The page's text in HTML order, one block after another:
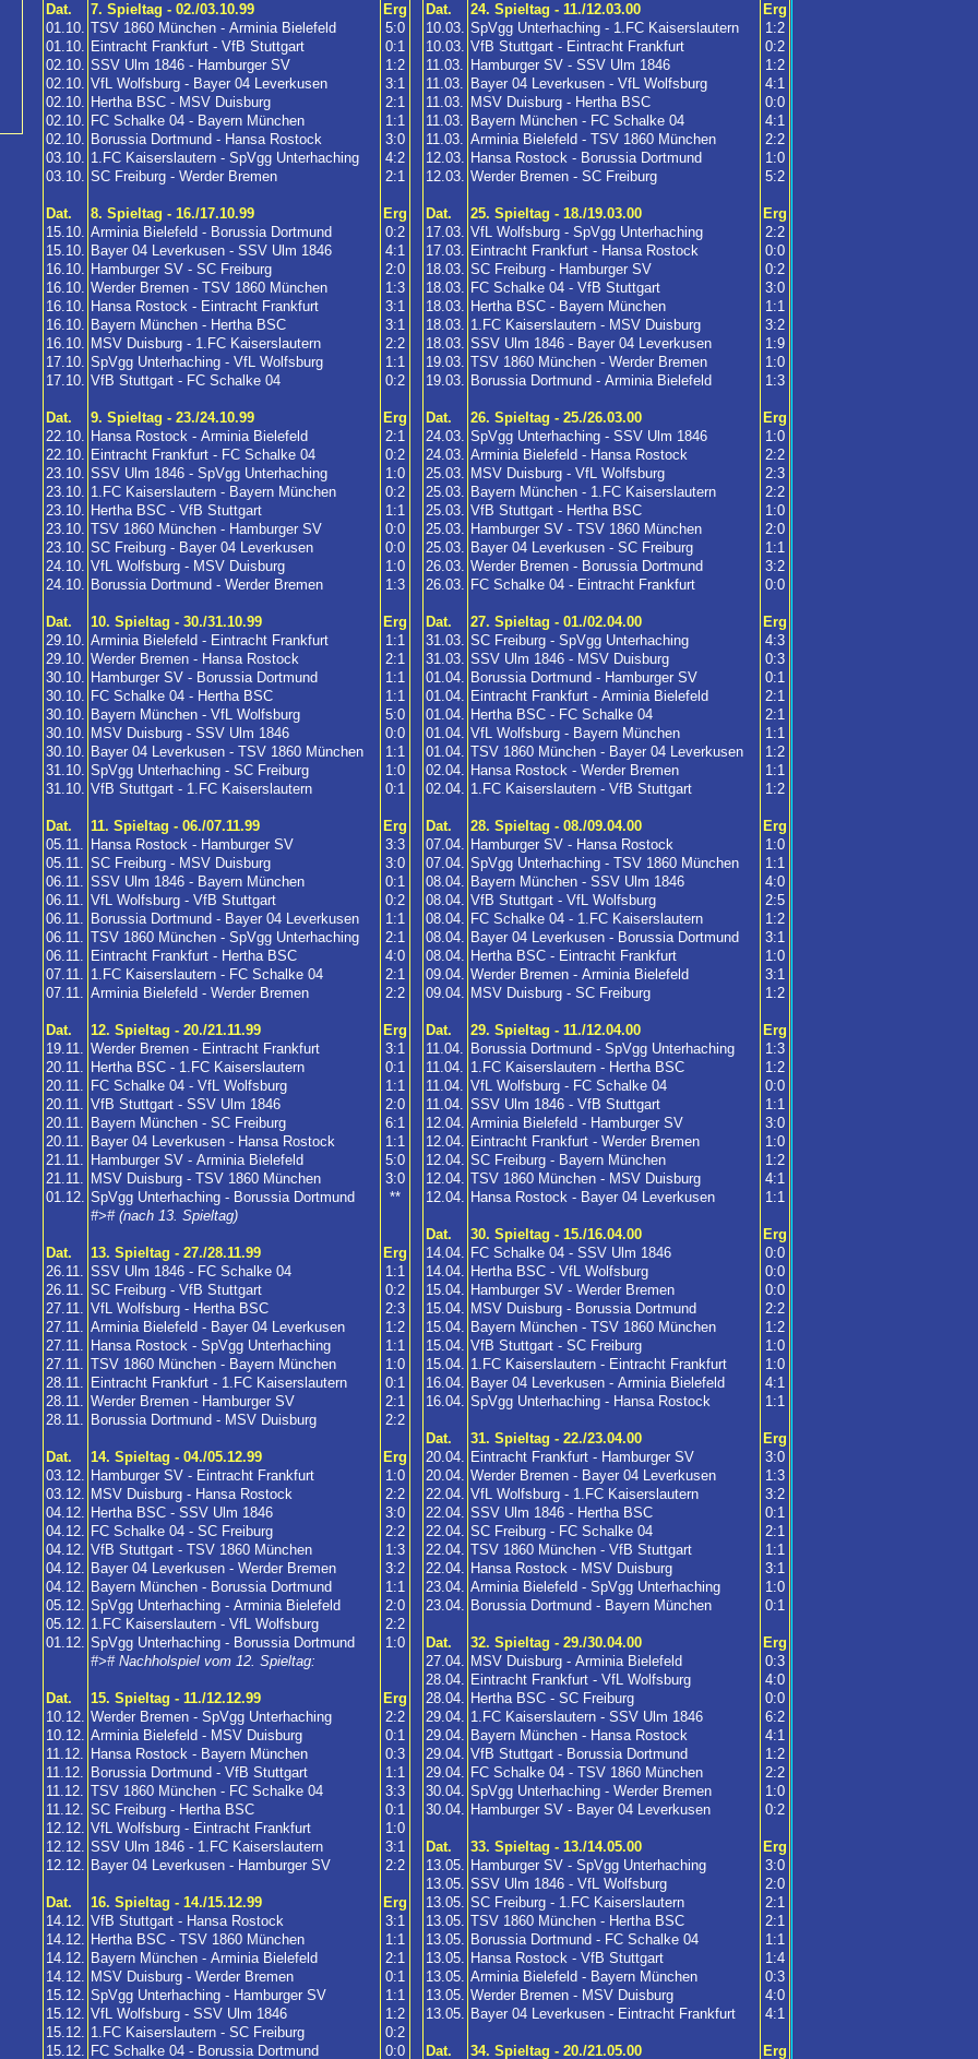
Dat.
01.10.
01.10.
02.10.
02.10.
02.10.
02.10.
02.10.
03.10.
03.10.
Dat.
15.10.
15.10.
16.10.
16.10.
16.10.
16.10.
16.10.
17.10.
17.10.
Dat.
22.10.
22.10.
23.10.
23.10.
23.10.
23.10.
23.10.
24.10.
24.10.
Dat.
29.10.
29.10.
30.10.
30.10.
30.10.
30.10.
30.10.
31.10.
31.10.
Dat.
05.11.
05.11.
06.11.
06.11.
06.11.
06.11.
06.11.
07.11.
07.11.
Dat.
19.11.
20.11.
20.11.
20.11.
20.11.
20.11.
21.11.
21.11.
01.12.
Dat.
26.11.
26.11.
27.11.
27.11.
27.11.
27.11.
28.11.
28.11.
28.11.
Dat.
03.12.
03.12.
04.12.
04.12.
04.12.
04.12.
04.12.
05.12.
05.12.
01.12.
Dat.
10.12.
10.12.
11.12.
11.12.
11.12.
11.12.
12.12.
12.12.
12.12.
Dat.
14.12.
14.12.
14.12.
14.12.
15.12.
15.12.
15.12.
15.12.
7. Spieltag - 02./03.10.99
TSV 1860 München - Arminia Bielefeld
Eintracht Frankfurt - VfB Stuttgart
SSV Ulm 1846 - Hamburger SV
VfL Wolfsburg - Bayer 04 Leverkusen
Hertha BSC - MSV Duisburg
FC Schalke 04 - Bayern München
Borussia Dortmund - Hansa Rostock
1.FC Kaiserslautern - SpVgg Unterhaching
SC Freiburg - Werder Bremen
8. Spieltag - 16./17.10.99
Arminia Bielefeld - Borussia Dortmund
Bayer 04 Leverkusen - SSV Ulm 1846
Hamburger SV - SC Freiburg
Werder Bremen - TSV 1860 München
Hansa Rostock - Eintracht Frankfurt
Bayern München - Hertha BSC
MSV Duisburg - 1.FC Kaiserslautern
SpVgg Unterhaching - VfL Wolfsburg
VfB Stuttgart - FC Schalke 04
9. Spieltag - 23./24.10.99
Hansa Rostock - Arminia Bielefeld
Eintracht Frankfurt - FC Schalke 04
SSV Ulm 1846 - SpVgg Unterhaching
1.FC Kaiserslautern - Bayern München
Hertha BSC - VfB Stuttgart
TSV 1860 München - Hamburger SV
SC Freiburg - Bayer 04 Leverkusen
VfL Wolfsburg - MSV Duisburg
Borussia Dortmund - Werder Bremen
10. Spieltag - 30./31.10.99
Arminia Bielefeld - Eintracht Frankfurt
Werder Bremen - Hansa Rostock
Hamburger SV - Borussia Dortmund
FC Schalke 04 - Hertha BSC
Bayern München - VfL Wolfsburg
MSV Duisburg - SSV Ulm 1846
Bayer 04 Leverkusen - TSV 1860 München
SpVgg Unterhaching - SC Freiburg
VfB Stuttgart - 1.FC Kaiserslautern
11. Spieltag - 06./07.11.99
Hansa Rostock - Hamburger SV
SC Freiburg - MSV Duisburg
SSV Ulm 1846 - Bayern München
VfL Wolfsburg - VfB Stuttgart
Borussia Dortmund - Bayer 04 Leverkusen
TSV 1860 München - SpVgg Unterhaching
Eintracht Frankfurt - Hertha BSC
1.FC Kaiserslautern - FC Schalke 04
Arminia Bielefeld - Werder Bremen
12. Spieltag - 20./21.11.99
Werder Bremen - Eintracht Frankfurt
Hertha BSC - 1.FC Kaiserslautern
FC Schalke 04 - VfL Wolfsburg
VfB Stuttgart - SSV Ulm 1846
Bayern München - SC Freiburg
Bayer 04 Leverkusen - Hansa Rostock
Hamburger SV - Arminia Bielefeld
MSV Duisburg - TSV 1860 München
SpVgg Unterhaching - Borussia Dortmund
#># (nach 13. Spieltag)
13. Spieltag - 27./28.11.99
SSV Ulm 1846 - FC Schalke 04
SC Freiburg - VfB Stuttgart
VfL Wolfsburg - Hertha BSC
Arminia Bielefeld - Bayer 04 Leverkusen
Hansa Rostock - SpVgg Unterhaching
TSV 1860 München - Bayern München
Eintracht Frankfurt - 1.FC Kaiserslautern
Werder Bremen - Hamburger SV
Borussia Dortmund - MSV Duisburg
14. Spieltag - 04./05.12.99
Hamburger SV - Eintracht Frankfurt
MSV Duisburg - Hansa Rostock
Hertha BSC - SSV Ulm 1846
FC Schalke 04 - SC Freiburg
VfB Stuttgart - TSV 1860 München
Bayer 04 Leverkusen - Werder Bremen
Bayern München - Borussia Dortmund
SpVgg Unterhaching - Arminia Bielefeld
1.FC Kaiserslautern - VfL Wolfsburg
SpVgg Unterhaching - Borussia Dortmund
#># Nachholspiel vom 12. Spieltag:
15. Spieltag - 11./12.12.99
Werder Bremen - SpVgg Unterhaching
Arminia Bielefeld - MSV Duisburg
Hansa Rostock - Bayern München
Borussia Dortmund - VfB Stuttgart
TSV 1860 München - FC Schalke 04
SC Freiburg - Hertha BSC
VfL Wolfsburg - Eintracht Frankfurt
SSV Ulm 1846 - 1.FC Kaiserslautern
Bayer 04 Leverkusen - Hamburger SV
16. Spieltag - 14./15.12.99
VfB Stuttgart - Hansa Rostock
Hertha BSC - TSV 1860 München
Bayern München - Arminia Bielefeld
MSV Duisburg - Werder Bremen
SpVgg Unterhaching - Hamburger SV
VfL Wolfsburg - SSV Ulm 1846
1.FC Kaiserslautern - SC Freiburg
FC Schalke 04 - Borussia Dortmund
Erg
5:0
0:1
1:2
3:1
2:1
1:1
3:0
4:2
2:1
Erg
0:2
4:1
2:0
1:3
3:1
3:1
2:2
1:1
0:2
Erg
2:1
0:2
1:0
0:2
1:1
0:0
0:0
1:0
1:3
Erg
1:1
2:1
1:1
1:1
5:0
0:0
1:1
1:0
0:1
Erg
3:3
3:0
0:1
0:2
1:1
2:1
4:0
2:1
2:2
Erg
3:1
0:1
1:1
2:0
6:1
1:1
5:0
3:0
**
Erg
1:1
0:2
2:3
1:2
1:1
1:0
0:1
2:1
2:2
Erg
1:0
2:2
3:0
2:2
1:3
3:2
1:1
2:0
2:2
1:0
Erg
2:2
0:1
0:3
1:1
3:3
0:1
1:0
3:1
2:2
Erg
3:1
1:1
2:1
0:1
1:1
1:2
0:2
0:0
Dat.
10.03.
10.03.
11.03.
11.03.
11.03.
11.03.
11.03.
12.03.
12.03.
Dat.
17.03.
17.03.
18.03.
18.03.
18.03.
18.03.
18.03.
19.03.
19.03.
Dat.
24.03.
24.03.
25.03.
25.03.
25.03.
25.03.
25.03.
26.03.
26.03.
Dat.
31.03.
31.03.
01.04.
01.04.
01.04.
01.04.
01.04.
02.04.
02.04.
Dat.
07.04.
07.04.
08.04.
08.04.
08.04.
08.04.
08.04.
09.04.
09.04.
Dat.
11.04.
11.04.
11.04.
11.04.
12.04.
12.04.
12.04.
12.04.
12.04.
Dat.
14.04.
14.04.
15.04.
15.04.
15.04.
15.04.
15.04.
16.04.
16.04.
Dat.
20.04.
20.04.
22.04.
22.04.
22.04.
22.04.
22.04.
23.04.
23.04.
Dat.
27.04.
28.04.
28.04.
29.04.
29.04.
29.04.
29.04.
30.04.
30.04.
Dat.
13.05.
13.05.
13.05.
13.05.
13.05.
13.05.
13.05.
13.05.
13.05.
Dat.
24. Spieltag - 11./12.03.00
SpVgg Unterhaching - 1.FC Kaiserslautern
VfB Stuttgart - Eintracht Frankfurt
Hamburger SV - SSV Ulm 1846
Bayer 04 Leverkusen - VfL Wolfsburg
MSV Duisburg - Hertha BSC
Bayern München - FC Schalke 04
Arminia Bielefeld - TSV 1860 München
Hansa Rostock - Borussia Dortmund
Werder Bremen - SC Freiburg
25. Spieltag - 18./19.03.00
VfL Wolfsburg - SpVgg Unterhaching
Eintracht Frankfurt - Hansa Rostock
SC Freiburg - Hamburger SV
FC Schalke 04 - VfB Stuttgart
Hertha BSC - Bayern München
1.FC Kaiserslautern - MSV Duisburg
SSV Ulm 1846 - Bayer 04 Leverkusen
TSV 1860 München - Werder Bremen
Borussia Dortmund - Arminia Bielefeld
26. Spieltag - 25./26.03.00
SpVgg Unterhaching - SSV Ulm 1846
Arminia Bielefeld - Hansa Rostock
MSV Duisburg - VfL Wolfsburg
Bayern München - 1.FC Kaiserslautern
VfB Stuttgart - Hertha BSC
Hamburger SV - TSV 1860 München
Bayer 04 Leverkusen - SC Freiburg
Werder Bremen - Borussia Dortmund
FC Schalke 04 - Eintracht Frankfurt
27. Spieltag - 01./02.04.00
SC Freiburg - SpVgg Unterhaching
SSV Ulm 1846 - MSV Duisburg
Borussia Dortmund - Hamburger SV
Eintracht Frankfurt - Arminia Bielefeld
Hertha BSC - FC Schalke 04
VfL Wolfsburg - Bayern München
TSV 1860 München - Bayer 04 Leverkusen
Hansa Rostock - Werder Bremen
1.FC Kaiserslautern - VfB Stuttgart
28. Spieltag - 08./09.04.00
Hamburger SV - Hansa Rostock
SpVgg Unterhaching - TSV 1860 München
Bayern München - SSV Ulm 1846
VfB Stuttgart - VfL Wolfsburg
FC Schalke 04 - 1.FC Kaiserslautern
Bayer 04 Leverkusen - Borussia Dortmund
Hertha BSC - Eintracht Frankfurt
Werder Bremen - Arminia Bielefeld
MSV Duisburg - SC Freiburg
29. Spieltag - 11./12.04.00
Borussia Dortmund - SpVgg Unterhaching
1.FC Kaiserslautern - Hertha BSC
VfL Wolfsburg - FC Schalke 04
SSV Ulm 1846 - VfB Stuttgart
Arminia Bielefeld - Hamburger SV
Eintracht Frankfurt - Werder Bremen
SC Freiburg - Bayern München
TSV 1860 München - MSV Duisburg
Hansa Rostock - Bayer 04 Leverkusen
30. Spieltag - 15./16.04.00
FC Schalke 04 - SSV Ulm 1846
Hertha BSC - VfL Wolfsburg
Hamburger SV - Werder Bremen
MSV Duisburg - Borussia Dortmund
Bayern München - TSV 1860 München
VfB Stuttgart - SC Freiburg
1.FC Kaiserslautern - Eintracht Frankfurt
Bayer 04 Leverkusen - Arminia Bielefeld
SpVgg Unterhaching - Hansa Rostock
31. Spieltag - 22./23.04.00
Eintracht Frankfurt - Hamburger SV
Werder Bremen - Bayer 04 Leverkusen
VfL Wolfsburg - 1.FC Kaiserslautern
SSV Ulm 1846 - Hertha BSC
SC Freiburg - FC Schalke 04
TSV 1860 München - VfB Stuttgart
Hansa Rostock - MSV Duisburg
Arminia Bielefeld - SpVgg Unterhaching
Borussia Dortmund - Bayern München
32. Spieltag - 29./30.04.00
MSV Duisburg - Arminia Bielefeld
Eintracht Frankfurt - VfL Wolfsburg
Hertha BSC - SC Freiburg
1.FC Kaiserslautern - SSV Ulm 1846
Bayern München - Hansa Rostock
VfB Stuttgart - Borussia Dortmund
FC Schalke 04 - TSV 1860 München
SpVgg Unterhaching - Werder Bremen
Hamburger SV - Bayer 04 Leverkusen
33. Spieltag - 13./14.05.00
Hamburger SV - SpVgg Unterhaching
SSV Ulm 1846 - VfL Wolfsburg
SC Freiburg - 1.FC Kaiserslautern
TSV 1860 München - Hertha BSC
Borussia Dortmund - FC Schalke 04
Hansa Rostock - VfB Stuttgart
Arminia Bielefeld - Bayern München
Werder Bremen - MSV Duisburg
Bayer 04 Leverkusen - Eintracht Frankfurt
34. Spieltag - 20./21.05.00
Erg
1:2
0:2
1:2
4:1
0:0
4:1
2:2
1:0
5:2
Erg
2:2
0:0
0:2
3:0
1:1
3:2
1:9
1:0
1:3
Erg
1:0
2:2
2:3
2:2
1:0
2:0
1:1
3:2
0:0
Erg
4:3
0:3
0:1
2:1
2:1
1:1
1:2
1:1
1:2
Erg
1:0
1:1
4:0
2:5
1:2
3:1
1:0
3:1
1:2
Erg
1:3
1:2
0:0
1:1
3:0
1:0
1:2
4:1
1:1
Erg
0:0
0:0
0:0
2:2
1:2
1:0
1:0
4:1
1:1
Erg
3:0
1:3
3:2
0:1
2:1
1:1
3:1
1:0
0:1
Erg
0:3
4:0
0:0
6:2
4:1
1:2
2:2
1:0
0:2
Erg
3:0
2:0
2:1
2:1
1:1
1:4
0:3
4:0
4:1
Erg